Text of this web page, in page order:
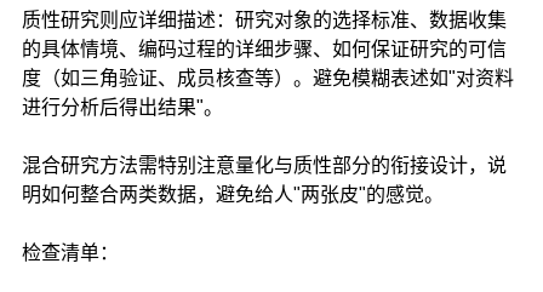
质性研究则应详细描述：研究对象的选择标准、数据收集
的具体情境、编码过程的详细步骤、如何保证研究的可信
度（如三角验证、成员核查等）。避免模糊表述如"对资料
进行分析后得出结果"。
混合研究方法需特别注意量化与质性部分的衔接设计，说
明如何整合两类数据，避免给人"两张皮"的感觉。
检查清单：